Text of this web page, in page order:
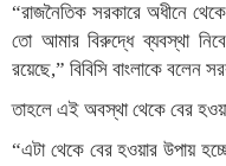
“রাজনৈতিক সরকারে অধীনে
তো আমার বিরুদ্ধে ব্যবস্থা
রয়েছে,” বিবিসি বাংলাকে বলেন
তাহলে এই অবস্থা থেকে বের
“এটা থেকে বের হওয়ার উপায়